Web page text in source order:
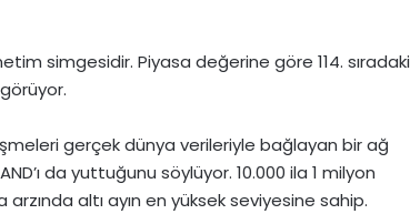
simgesidir. Piyasa değerine göre 114. sıradaki
gerçek dünya verileriyle bağlayan bir ağ
da yuttuğunu söylüyor. 10.000 ila 1 milyon
altı ayın en yüksek seviyesine sahip.